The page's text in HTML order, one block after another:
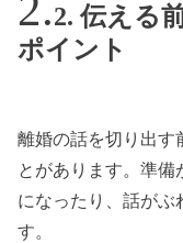
2. 伝える
ポイント
離婚の話を切り出す
とがあります。準備
になったり、話がぶ
す。